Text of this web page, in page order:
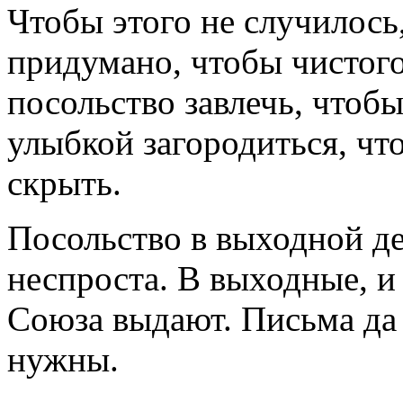
Чтобы этого не
придумано, чтобы
посольство завлечь,
улыбкой загородиться,
скрыть.
Посольство в выходной
неспроста. В выходные,
Союза выдают. Письма
нужны.